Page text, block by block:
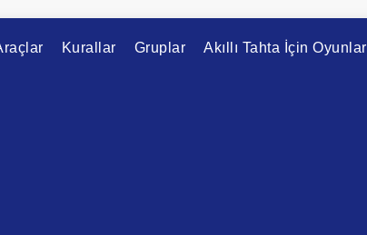
Kurallar Gruplar Akıllı Tahta İçin Oyunlar